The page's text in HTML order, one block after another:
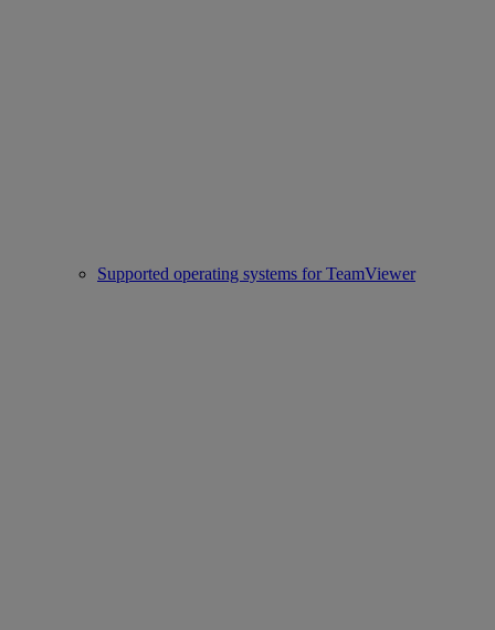
Supported operating systems for TeamViewer